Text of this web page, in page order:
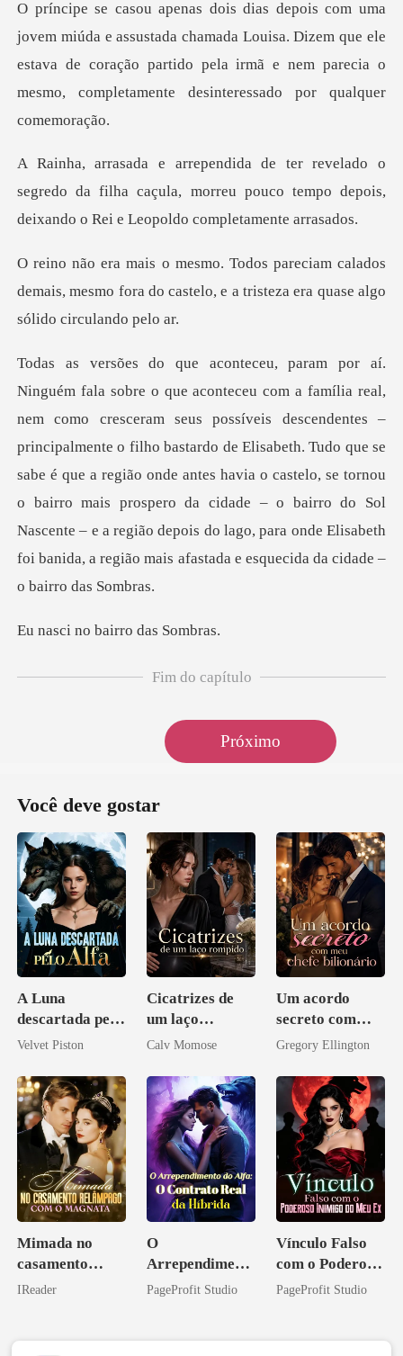
da chamada Louisa. Dizem que ele
estava de coração partido pela irmã e ne
segredo da filha caçula, morreu pouco tempo depois,
alados
demais, mesmo fora do castelo, e a tris
principalmente o filho bastardo de Elisabeth. Tudo que se
sabe é que a região onde antes havia o castelo, se tornou
o bairro mais prospero da cidade –
o bairro d
Fim do capítulo
Próximo
Você deve gostar
A Luna
descartada pelo
Alfa
Velvet Piston
Cicatrizes de
um laço
rompido
Calv Momose
Um acordo
secreto com
meu chefe
Gregory Ellington
Mimada no
casamento
relâmpago com
IReader
O
Arrependiment
o do Alfa: O
PageProfit Studio
Vínculo Falso
com o Poderoso
Inimigo do Meu
PageProfit Studio